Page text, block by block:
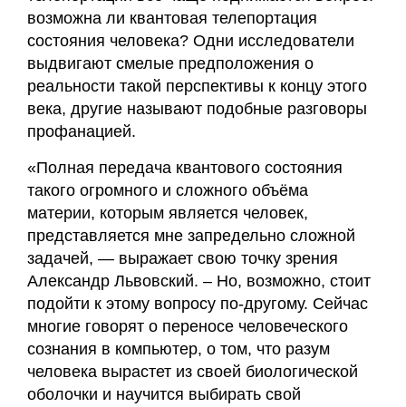
возможна ли квантовая телепортация
состояния человека? Одни исследователи
выдвигают смелые предположения о
реальности такой перспективы к концу этого
века, другие называют подобные разговоры
профанацией.
«Полная передача квантового состояния
такого огромного и сложного объёма
материи, которым является человек,
представляется мне запредельно сложной
задачей, — выражает свою точку зрения
Александр Львовский. – Но, возможно, стоит
подойти к этому вопросу по-другому. Сейчас
многие говорят о переносе человеческого
сознания в компьютер, о том, что разум
человека вырастет из своей биологической
оболочки и научится выбирать свой